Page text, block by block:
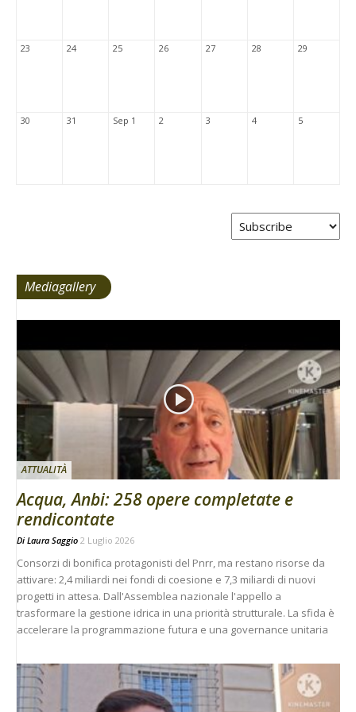
23 24 25 26 27 28 29
30 31 Sep 1 2 3 4 5
Mediagallery
ATTUALITÀ
Acqua, Anbi: 258 opere completate e
rendicontate
Di Laura Saggio 2 Luglio 2026
Consorzi di bonifica protagonisti del Pnrr, ma restano risorse da
attivare: 2,4 miliardi nei fondi di coesione e 7,3 miliardi di nuovi
progetti in attesa. Dall'Assemblea nazionale l'appello a
trasformare la gestione idrica in una priorità strutturale. La sfida è
accelerare la programmazione futura e una governance unitaria